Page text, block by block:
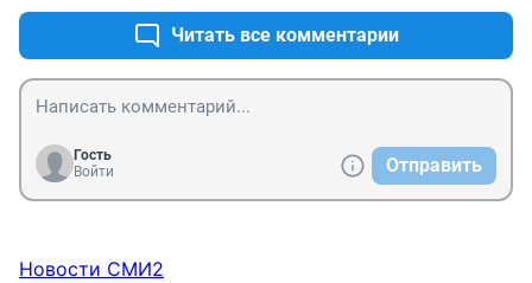
Читать все комментарии
Гость
Войти
Отправить
Новости СМИ2